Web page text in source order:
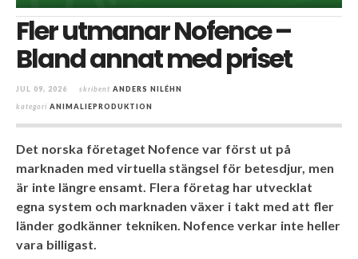
Fler utmanar Nofence –
Bland annat med priset
JUL 09, 2026 skribent ANDERS NILÉHN
kategori ANIMALIEPRODUKTION
Det norska företaget Nofence var först ut på
marknaden med virtuella stängsel för betesdjur, men
är inte längre ensamt. Flera företag har utvecklat
egna system och marknaden växer i takt med att fler
länder godkänner tekniken. Nofence verkar inte heller
vara billigast.